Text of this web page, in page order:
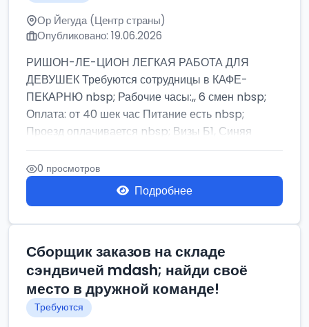
Ор Йегуда (Центр страны)
Опубликовано: 19.06.2026
РИШОН-ЛЕ-ЦИОН ЛЕГКАЯ РАБОТА ДЛЯ
ДЕВУШЕК Требуются сотрудницы в КАФЕ-
ПЕКАРНЮ nbsp; Рабочие часы:,, 6 смен nbsp;
Оплата: от 40 шек час Питание есть nbsp;
Проезд оплачивается nbsp; Визы Б1, Синяя
бумага,...
0 просмотров
Подробнее
Сборщик заказов на складе
сэндвичей mdash; найди своё
место в дружной команде!
Требуются